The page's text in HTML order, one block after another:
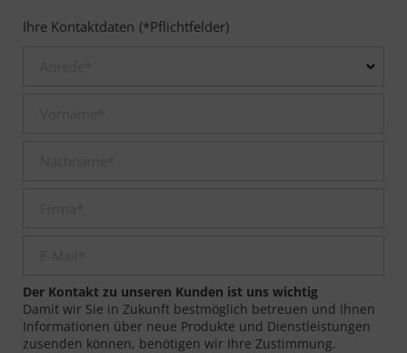
Ihre Kontaktdaten (*Pflichtfelder)
Der Kontakt zu unseren Kunden ist uns wichtig
Damit wir Sie in Zukunft bestmöglich betreuen und Ihnen
Informationen über neue Produkte und Dienstleistungen
zusenden können, benötigen wir Ihre Zustimmung.